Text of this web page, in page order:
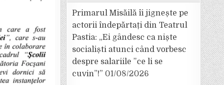
Primarul Misăilă îi jignește pe
actorii îndepărtați din Teatrul
Pastia: „Ei gândesc ca niște
socialiști atunci când vorbesc
despre salariile ”ce li se
cuvin”!” 01/08/2026